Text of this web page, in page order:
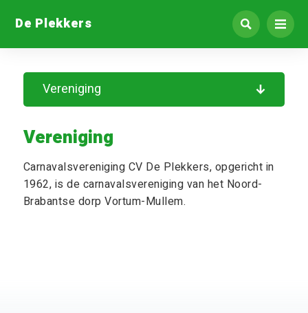
De Plekkers
Vereniging
Vereniging
Carnavalsvereniging CV De Plekkers, opgericht in
1962, is de carnavalsvereniging van het Noord-
Brabantse dorp Vortum-Mullem.